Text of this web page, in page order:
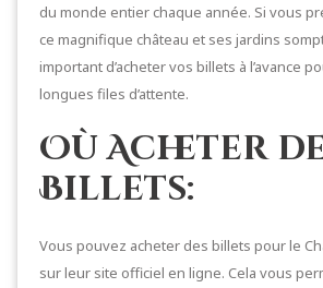
du monde entier chaque année. Si vous
ce magnifique château et ses jardins
important d’acheter vos billets à l’avance
longues files d’attente.
Où Acheter
Billets:
Vous pouvez acheter des billets pour le
sur leur site officiel en ligne. Cela vous